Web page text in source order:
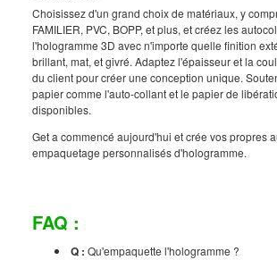
Choisissez d'un grand choix de matériaux, y
FAMILIER, PVC, BOPP, et plus, et créez les
l'hologramme 3D avec n'importe quelle finition
brillant, mat, et givré. Adaptez l'épaisseur et la
du client pour créer une conception unique.
papier comme l'auto-collant et le papier de
disponibles.
Get a commencé aujourd'hui et crée vos propres
empaquetage personnalisés d'hologramme.
FAQ :
Q : Qu'empaquette l'hologramme ?